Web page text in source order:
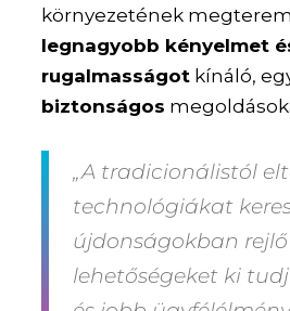
környezetének
legnagyobb kényelmet
rugalmasságot kínáló,
biztonságos
„A tradicionálistól
technológiákat
újdonságokban rejlő
lehetőségeket ki